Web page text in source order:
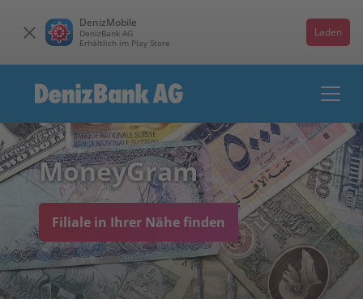
DenizMobile
DenizBank AG
Erhältlich im Play Store
Laden
MoneyGram
Filiale in Ihrer Nähe finden